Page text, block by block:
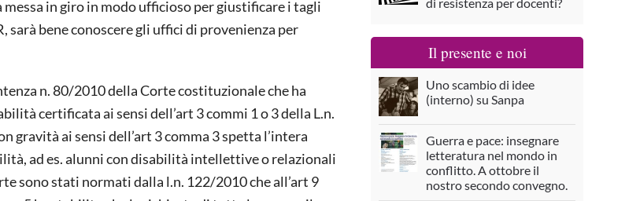
in giro in modo ufficioso per giustificare i tagli
bene conoscere gli uffici di provenienza per
n. 80/2010 della Corte costituzionale che ha
certificata ai sensi dell’art 3 commi 1 o 3 della L.n.
gravità ai sensi dell’art 3 comma 3 spetta l’intera
ad es. alunni con disabilità intellettive o relazionali
sono stati normati dalla l.n. 122/2010 che all’art 9
Il presente e noi
Uno scambio di idee
(interno) su Sanpa
Guerra e pace: insegnare
letteratura nel mondo in
conflitto. A ottobre il
nostro secondo convegno.